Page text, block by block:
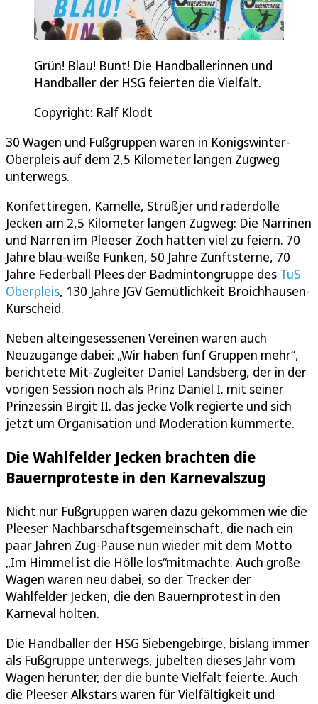
Grün! Blau! Bunt! Die Handballerinnen und
Handballer der HSG feierten die Vielfalt.
Copyright: Ralf Klodt
30 Wagen und Fußgruppen waren in Königswinter-
Oberpleis auf dem 2,5 Kilometer langen Zugweg
unterwegs.
Konfettiregen, Kamelle, Strüßjer und raderdolle
Jecken am 2,5 Kilometer langen Zugweg: Die Närrinen
und Narren im Pleeser Zoch hatten viel zu feiern. 70
Jahre blau-weiße Funken, 50 Jahre Zunftsterne, 70
Jahre Federball Plees der Badmintongruppe des TuS
Oberpleis, 130 Jahre JGV Gemütlichkeit Broichhausen-
Kurscheid.
Neben alteingesessenen Vereinen waren auch
Neuzugänge dabei: „Wir haben fünf Gruppen mehr“,
berichtete Mit-Zugleiter Daniel Landsberg, der in der
vorigen Session noch als Prinz Daniel I. mit seiner
Prinzessin Birgit II. das jecke Volk regierte und sich
jetzt um Organisation und Moderation kümmerte.
Die Wahlfelder Jecken brachten die
Bauernproteste in den Karnevalszug
Nicht nur Fußgruppen waren dazu gekommen wie die
Pleeser Nachbarschaftsgemeinschaft, die nach ein
paar Jahren Zug-Pause nun wieder mit dem Motto
„Im Himmel ist die Hölle los“mitmachte. Auch große
Wagen waren neu dabei, so der Trecker der
Wahlfelder Jecken, die den Bauernprotest in den
Karneval holten.
Die Handballer der HSG Siebengebirge, bislang immer
als Fußgruppe unterwegs, jubelten dieses Jahr vom
Wagen herunter, der die bunte Vielfalt feierte. Auch
die Pleeser Alkstars waren für Vielfältigkeit und